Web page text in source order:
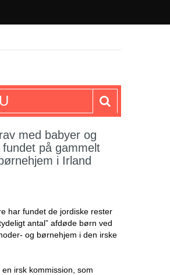
med babyer og
fundet på gammelt
i Irland
har fundet de jordiske rester
antal” afdøde børn ved
og børnehjem i den irske
en irsk kommission, som